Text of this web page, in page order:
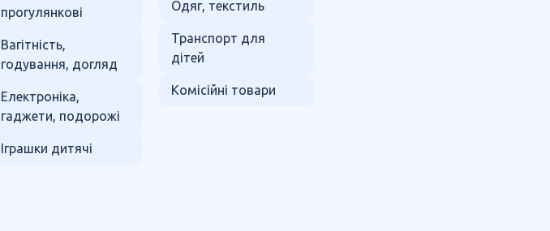
прогулянкові
Вагітність,
годування, догляд
Електроніка,
гаджети, подорожі
Іграшки дитячі
Одяг, текстиль
Транспорт для
дітей
Комісійні товари